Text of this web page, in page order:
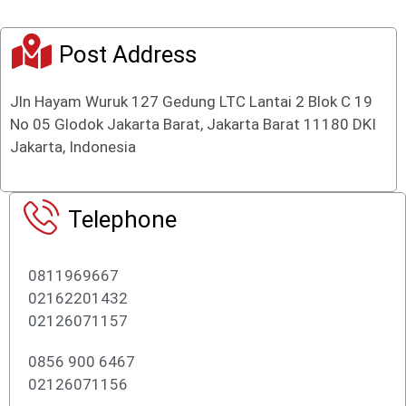
Post Address
Jln Hayam Wuruk 127 Gedung LTC Lantai 2 Blok C 19
No 05 Glodok Jakarta Barat, Jakarta Barat 11180 DKI
Jakarta, Indonesia
Telephone
0811969667
02162201432
02126071157
0856 900 6467
02126071156